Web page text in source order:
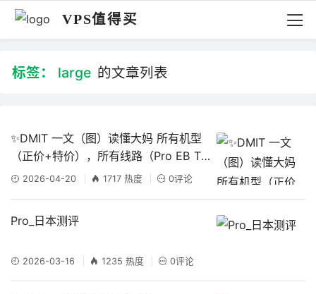
VPS值得买
标签： large 的文章列表
✨DMIT 一文（图）读懂大妈 所有机型
（正价+特价），所有线路（Pro EB T
1)，所有运营区域（洛杉矶 日本 中国香
2026-04-20 1717 热度 0评论
Pro_日本测评
2026-03-16 1235 热度 0评论